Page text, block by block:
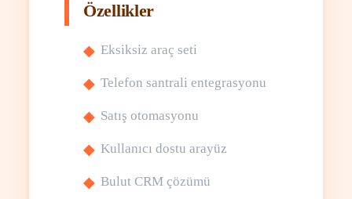
Özellikler
Eksiksiz araç seti
Telefon santrali entegrasyonu
Satış otomasyonu
Kullanıcı dostu arayüz
Bulut CRM çözümü